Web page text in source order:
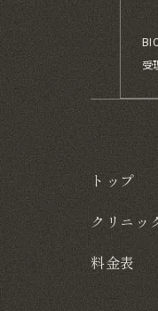
受
トップ
クリニッ
料金表